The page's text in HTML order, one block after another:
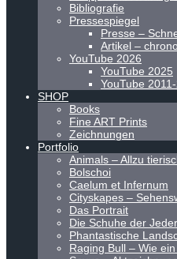
Bibliografie
Pressespiegel
Presse –
Artikel –
YouTube 2026
YouTube 2025
YouTube
SHOP
Books
Fine ART Prints
Zeichnungen
Portfolio
Animals – Allzu
Bolschoi
Caelum et Infernum
Cityskapes –
Das Portrait
Die Schuhe der
Phantastische
Raging Bull – Wie